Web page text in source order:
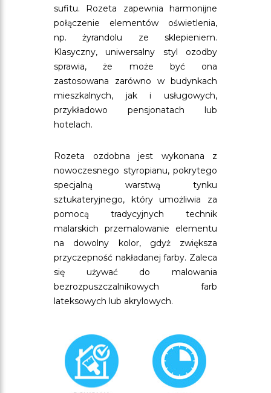
sufitu. Rozeta zapewnia harmonijne
połączenie elementów oświetlenia,
np. żyrandolu ze sklepieniem.
Klasyczny, uniwersalny styl ozodby
sprawia, że może być ona
zastosowana zarówno w budynkach
mieszkalnych, jak i usługowych,
przykładowo pensjonatach lub
hotelach.
Rozeta ozdobna jest wykonana z
nowoczesnego styropianu, pokrytego
specjalną warstwą tynku
sztukateryjnego, który umożliwia za
pomocą tradycyjnych technik
malarskich przemalowanie elementu
na dowolny kolor, gdyż zwiększa
przyczepność nakładanej farby. Zaleca
się używać do malowania
bezrozpuszczalnikowych farb
lateksowych lub akrylowych.